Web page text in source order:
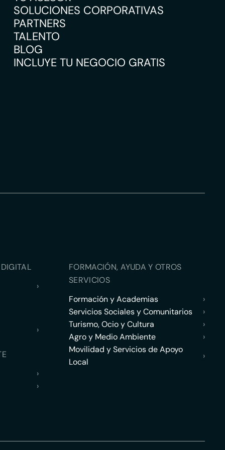
SOLUCIONES CORPORATIVAS
PARTNERS
TALENTO
BLOG
INCLUYE TU NEGOCIO GRATIS
›
›
›
›
FORMACIÓN, AYUDA Y OTROS
SERVICIOS
Formación y Academias
›
Servicios Sociales y Comunitarios
›
Turismo, Ocio y Cultura
›
Agro y Medio Ambiente
›
Movilidad y Servicios de Apoyo
Local
›